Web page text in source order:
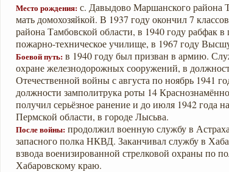
Место рождения: с. Давыдово Маршанского района
мать домохозяйкой. В 1937 году окончил 7
района Тамбовской области, в 1940 году рабфак
пожарно-техническое училище, в 1967 году
Боевой путь: в 1940 году был призван в армию.
охране железнодорожных сооружений, в
Отечественной войны с августа по ноябрь 1941
должности замполитрука роты 14
получил серьёзное ранение и до июля 1942 года
Пермской области, в городе Лысьва.
После войны: продолжил военную службу в
запасного полка НКВД. Заканчивал службу в
взвода военизированной стрелковой охраны
Хабаровскому краю.